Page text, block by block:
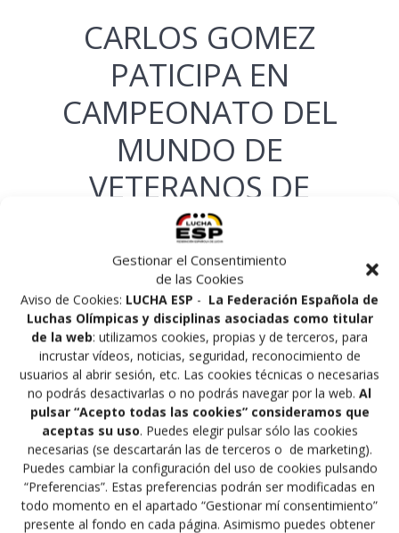
Gestionar el Consentimiento
de las Cookies
Aviso de Cookies: LUCHA ESP - La Federación Española de
Luchas Olímpicas y disciplinas asociadas como titular
de la web: utilizamos cookies, propias y de terceros, para
incrustar vídeos, noticias, seguridad, reconocimiento de
usuarios al abrir sesión, etc. Las cookies técnicas o necesarias
no podrás desactivarlas o no podrás navegar por la web. Al
pulsar “Acepto todas las cookies” consideramos que
aceptas su uso. Puedes elegir pulsar sólo las cookies
necesarias (se descartarán las de terceros o de marketing).
Puedes cambiar la configuración del uso de cookies pulsando
“Preferencias”. Estas preferencias podrán ser modificadas en
todo momento en el apartado “Gestionar mí consentimiento”
presente al fondo en cada página. Asimismo puedes obtener
CARLOS GOMEZ
PATICIPA EN
CAMPEONATO DEL
MUNDO DE
VETERANOS DE
SAMBO
Uncategorized en 23/10/2014
Del 24 al 28 de octubre de 2014 nuestro
Árbitro Internacional Carlos Gómez
participará por designación de la
Federación Internacional (FIAS) en los
Campeonatos del Mundo de Veteranos de Lucha Sambo que se
disputan en Thessalonica (Grecia). Felicitar de nuevo a Carlos por
esta designación que da muestras de la confianza que la FIAS
tiene en nuestro destacado Árbitro. Enhorabuena Carlos.